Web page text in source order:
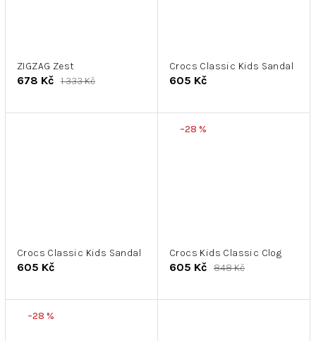
ZIGZAG Zest
678 Kč 1 333 Kč
Crocs Classic Kids Sandal
605 Kč
Crocs Classic Kids Sandal
605 Kč
–28 %
Crocs Kids Classic Clog
605 Kč 848 Kč
–28 %